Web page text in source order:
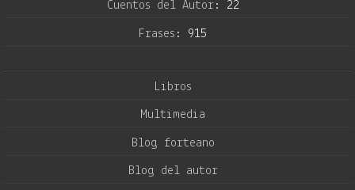
Cuentos del Autor: 22
Frases: 915
Libros
Multimedia
Blog forteano
Blog del autor